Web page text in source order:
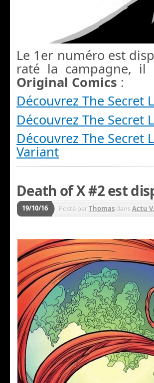
Le 1er numéro est
raté la campagne, il
Original Comics :
Découvrez The Secret
Découvrez The Secret
Découvrez The Secret
Variant
Death of X #2 est
19/10/16 Posté parThomas dansActu